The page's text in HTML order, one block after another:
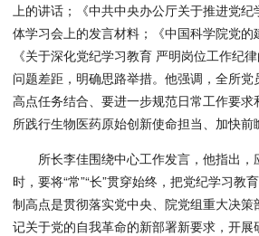
上的讲话；《中共中央办公厅关于推进党
体学习会上的发言材料；《中国科学院党
《关于深化党纪学习教育 严明岗位工作纪
问题差距，明确思路举措。他强调，全所
高点任务结合、要进一步规范日常工作要
所践行生物医药原始创新使命担当、加快
所长李佳围绕中心工作发言，他指出
时，要将“常”“长”贯穿始终，把党纪学习
制高点是贯彻落实党中央、院党组重大决
记关于党的自我革命的新部署新要求，开